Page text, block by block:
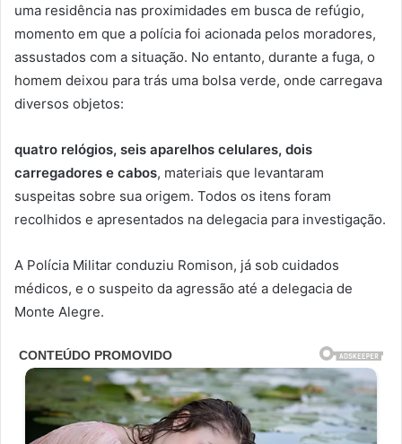
uma residência nas proximidades em busca de refúgio,
momento em que a polícia foi acionada pelos moradores,
assustados com a situação. No entanto, durante a fuga, o
homem deixou para trás uma bolsa verde, onde carregava
diversos objetos:
quatro relógios, seis aparelhos celulares, dois
carregadores e cabos, materiais que levantaram
suspeitas sobre sua origem. Todos os itens foram
recolhidos e apresentados na delegacia para investigação.
A Polícia Militar conduziu Romison, já sob cuidados
médicos, e o suspeito da agressão até a delegacia de
Monte Alegre.